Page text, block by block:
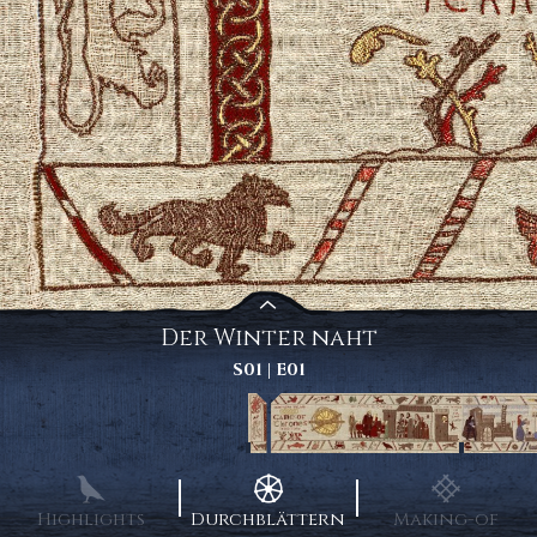
Der Winter naht
S01 | E01
Highlights Durchblättern Making-of